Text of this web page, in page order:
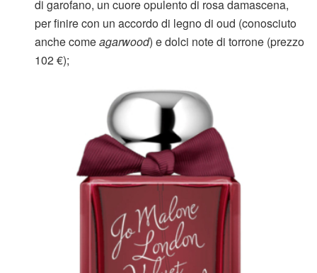
di garofano, un cuore opulento di rosa damascena,
per finire con un accordo di legno di oud (conosciuto
anche comeagarwood) e dolci note di torrone (prezzo
102 €);